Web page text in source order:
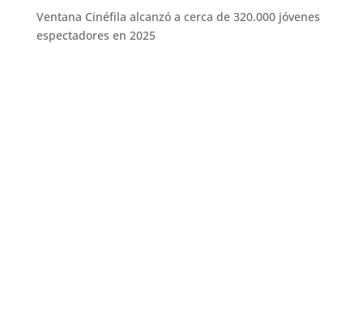
Ventana Cinéfila alcanzó a cerca de 320.000 jóvenes
espectadores en 2025